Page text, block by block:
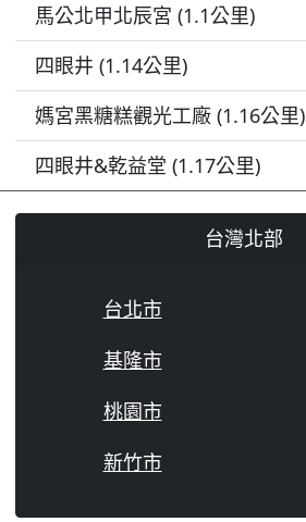
馬公北甲北辰宮 (1.1公里)
四眼井 (1.14公里)
媽宮黑糖糕觀光工廠 (1.16公里)
四眼井&乾益堂 (1.17公里)
台灣北部
台北市
基隆市
桃園市
新竹市